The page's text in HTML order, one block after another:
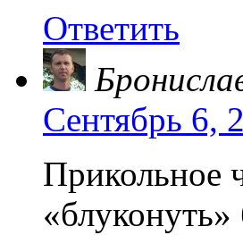
Ответить
Сентябрь 6,
Прикольное